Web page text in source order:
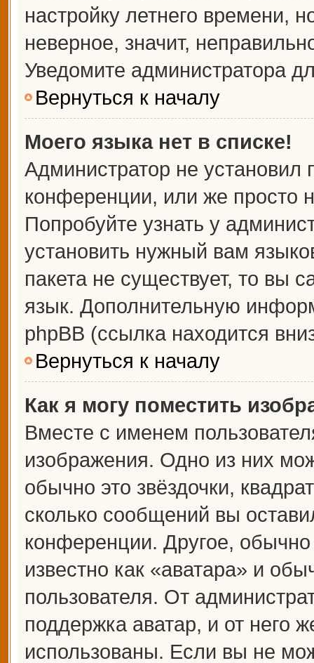
настройку летнего времени,
неверное, значит,
Уведомите администратора
Вернуться к началу
Моего языка нет в списке!
Администратор не установил
конференции, или же просто
Попробуйте узнать у
установить нужный вам
пакета не существует, то вы
язык. Дополнительную
phpBB (ссылка находится
Вернуться к началу
Как я могу поместить
Вместе с именем
изображения. Одно из них
обычно это звёздочки,
сколько сообщений вы
конференции. Другое,
известно как «аватара» и
пользователя. От
поддержка аватар, и от него
использованы. Если вы не